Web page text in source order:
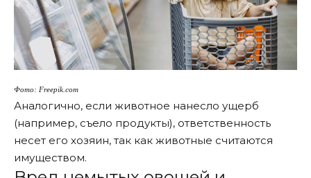
Фото: Freepik.com
Аналогично, если животное нанесло ущерб
(например, съело продукты), ответственность
несет его хозяин, так как животные считаются
имуществом.